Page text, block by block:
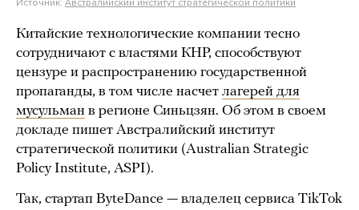
Источник: Австралийский институт стратегической политики
Китайские технологические компании тесно
сотрудничают с властями КНР, способствуют
цензуре и распространению государственной
пропаганды, в том числе насчет лагерей для
мусульман в регионе Синьцзян. Об этом в своем
докладе пишет Австралийский институт
стратегической политики (Australian Strategic
Policy Institute, ASPI).
Так, стартап ByteDance — владелец сервиса TikTok